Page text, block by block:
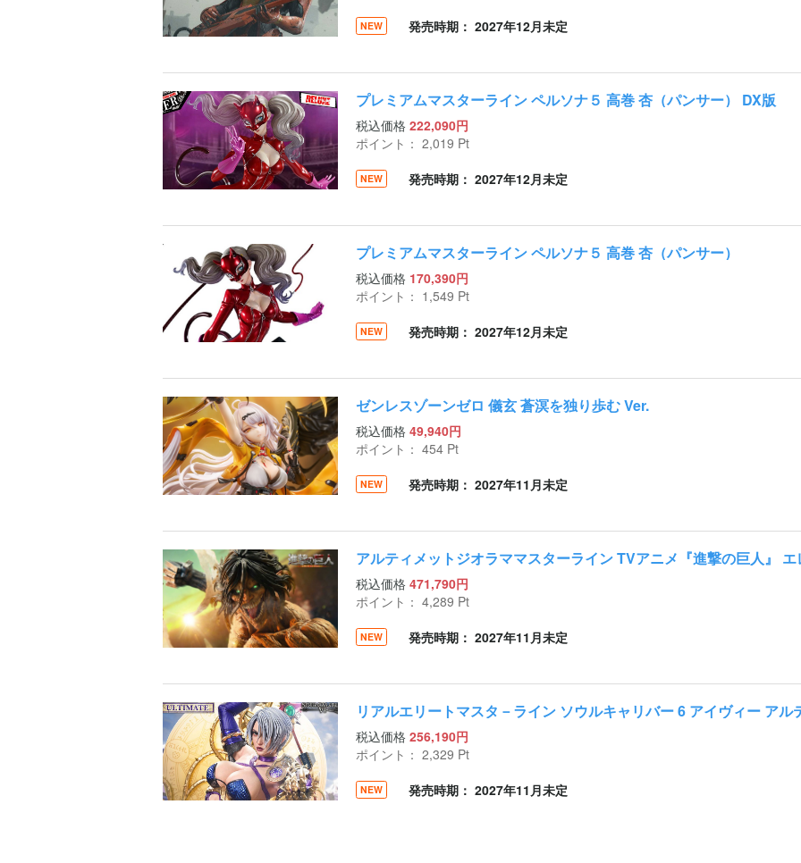
NEW 発売時期： 2027年12月未定
プレミアムマスターライン ペルソナ５ 高巻 杏（パンサー） DX版
税込価格 222,090円
ポイント： 2,019 Pt
NEW 発売時期： 2027年12月未定
プレミアムマスターライン ペルソナ５ 高巻 杏（パンサー）
税込価格 170,390円
ポイント： 1,549 Pt
NEW 発売時期： 2027年12月未定
ゼンレスゾーンゼロ 儀玄 蒼溟を独り歩む Ver.
税込価格 49,940円
ポイント： 454 Pt
NEW 発売時期： 2027年11月未定
アルティメットジオラママスターライン TVアニメ『進撃の巨人』
税込価格 471,790円
ポイント： 4,289 Pt
NEW 発売時期： 2027年11月未定
リアルエリートマスタ－ライン ソウルキャリバー 6 アイヴィー アル
税込価格 256,190円
ポイント： 2,329 Pt
NEW 発売時期： 2027年11月未定